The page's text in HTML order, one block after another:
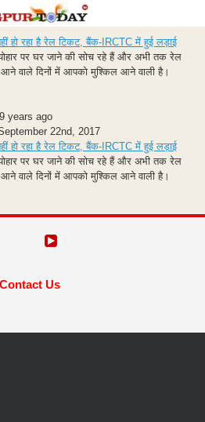
हो रहा है रेल टिकट, बैंक-IRCTC में हुई लड़ाई
पर घर जाने की सोच रहे हैं और अभी तक रेल
वाले दिनों में आपको मुश्किल आने वाली है।
years ago
22nd, 2017
हो रहा है रेल टिकट, बैंक-IRCTC में हुई लड़ाई
पर घर जाने की सोच रहे हैं और अभी तक रेल
वाले दिनों में आपको मुश्किल आने वाली है।
Contact Us